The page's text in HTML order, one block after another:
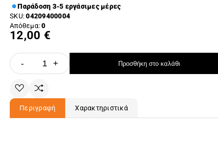
Παράδοση 3-5 εργάσιμες μέρες
SKU:04209400004
Απόθεμα:0
12,00 €
- + Προσθήκη στο καλάθι
Περιγραφή Χαρακτηριστικά